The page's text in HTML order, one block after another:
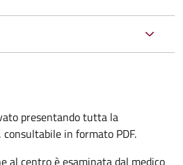
presentando tutta la
in formato PDF.
al centro è esaminata dal medico